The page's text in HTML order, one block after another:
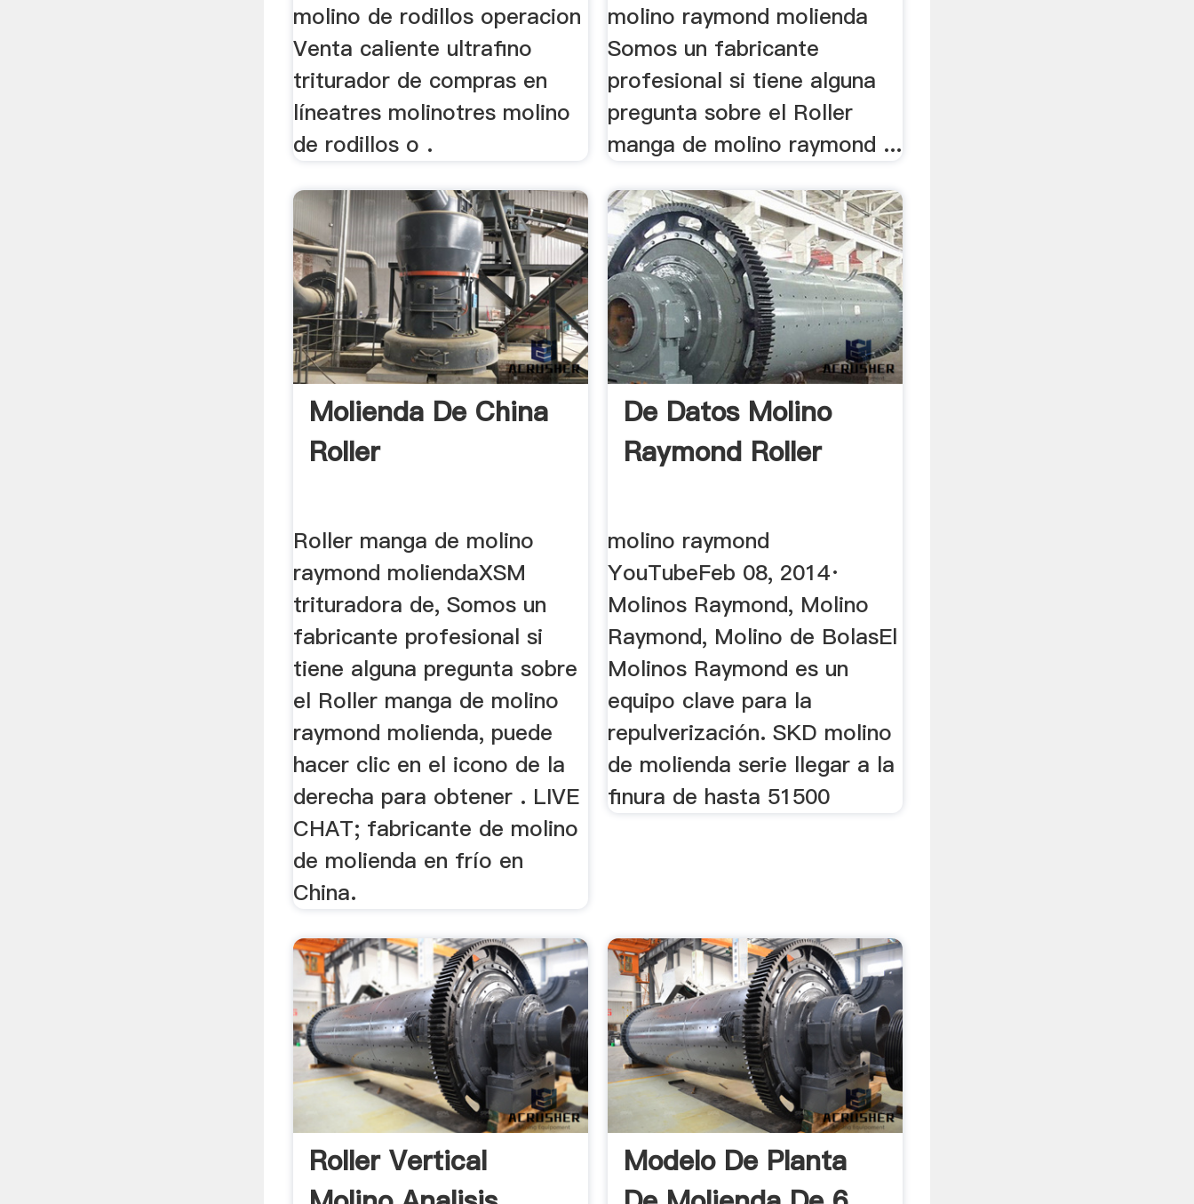
molino de rodillos operacion
Venta caliente ultrafino
triturador de compras en
líneatres molinotres molino
de rodillos o .
molino raymond molienda
Somos un fabricante
profesional si tiene alguna
pregunta sobre el Roller
manga de molino raymond ...
Molienda De China
Roller
Roller manga de molino
raymond moliendaXSM
trituradora de, Somos un
fabricante profesional si
tiene alguna pregunta sobre
el Roller manga de molino
raymond molienda, puede
hacer clic en el icono de la
derecha para obtener . LIVE
CHAT; fabricante de molino
de molienda en frío en
China.
De Datos Molino
Raymond Roller
molino raymond
YouTubeFeb 08, 2014·
Molinos Raymond, Molino
Raymond, Molino de BolasEl
Molinos Raymond es un
equipo clave para la
repulverización. SKD molino
de molienda serie llegar a la
finura de hasta 51500
Roller Vertical
Modelo De Planta